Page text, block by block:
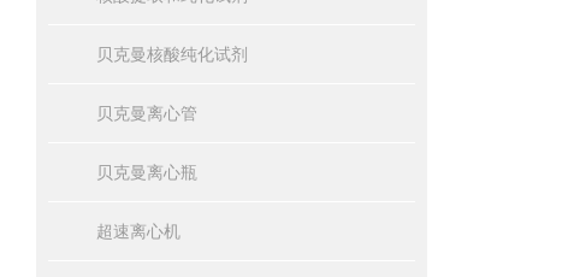
贝克曼核酸纯化试剂
贝克曼离心管
贝克曼离心瓶
超速离心机